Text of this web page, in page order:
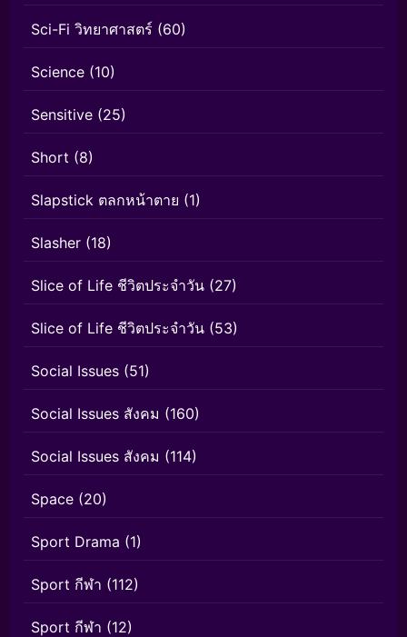
Sci-Fi วิทยาศาสตร์ (60)
Science (10)
Sensitive (25)
Short (8)
Slapstick ตลกหน้าตาย (1)
Slasher (18)
Slice of Life ชีวิตประจำวัน (27)
Slice of Life ชีวิตประจำวัน (53)
Social Issues (51)
Social Issues สังคม (160)
Social Issues สังคม (114)
Space (20)
Sport Drama (1)
Sport กีฬา (112)
Sport กีฬา (12)